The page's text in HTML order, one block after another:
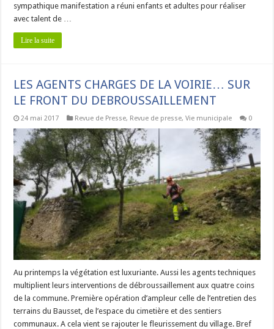
sympathique manifestation a réuni enfants et adultes pour réaliser
avec talent de …
Lire la suite
LES AGENTS CHARGES DE LA VOIRIE… SUR
LE FRONT DU DEBROUSSAILLEMENT
24 mai 2017 Revue de Presse, Revue de presse,Vie municipale 0
Au printemps la végétation est luxuriante. Aussi les agents techniques
multiplient leurs interventions de débroussaillement aux quatre coins
de la commune. Première opération d’ampleur celle de l’entretien des
terrains du Bausset, de l’espace du cimetière et des sentiers
communaux. A cela vient se rajouter le fleurissement du village. Bref